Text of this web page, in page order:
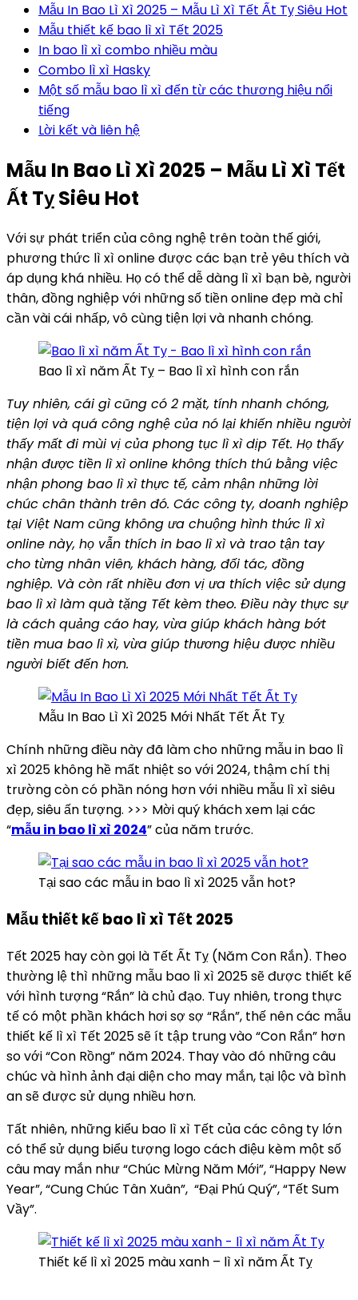
Mẫu In Bao Lì Xì 2025 – Mẫu Lì Xì Tết Ất Tỵ Siêu Hot
Mẫu thiết kế bao lì xì Tết 2025
In bao lì xì combo nhiều màu
Combo lì xì Hasky
Một số mẫu bao lì xì đến từ các thương hiệu nổi
tiếng
Lời kết và liên hệ
Mẫu In Bao Lì Xì 2025 – Mẫu Lì Xì Tết
Ất Tỵ Siêu Hot
Với sự phát triển của công nghệ trên toàn thế giới,
phương thức lì xì online được các bạn trẻ yêu thích và
áp dụng khá nhiều. Họ có thể dễ dàng lì xì bạn bè, người
thân, đồng nghiệp với những số tiền online đẹp mà chỉ
cần vài cái nhấp, vô cùng tiện lợi và nhanh chóng.
Bao lì xì năm Ất Tỵ – Bao lì xì hình con rắn
Tuy nhiên, cái gì cũng có 2 mặt, tính nhanh chóng,
tiện lợi và quá công nghệ của nó lại khiến nhiều người
thấy mất đi mùi vị của phong tục lì xì dịp Tết. Họ thấy
nhận được tiền lì xì online không thích thú bằng việc
nhận phong bao lì xì thực tế, cảm nhận những lời
chúc chân thành trên đó. Các công ty, doanh nghiệp
tại Việt Nam cũng không ưa chuộng hình thức lì xì
online này, họ vẫn thích in bao lì xì và trao tận tay
cho từng nhân viên, khách hàng, đối tác, đồng
nghiệp. Và còn rất nhiều đơn vị ưa thích việc sử dụng
bao lì xì làm quà tặng Tết kèm theo. Điều này thực sự
là cách quảng cáo hay, vừa giúp khách hàng bớt
tiền mua bao lì xì, vừa giúp thương hiệu được nhiều
người biết đến hơn.
Mẫu In Bao Lì Xì 2025 Mới Nhất Tết Ất Tỵ
Chính những điều này đã làm cho những mẫu in bao lì
xì 2025 không hề mất nhiệt so với 2024, thậm chí thị
trường còn có phần nóng hơn với nhiều mẫu lì xì siêu
đẹp, siêu ấn tượng. >>> Mời quý khách xem lại các
“mẫu in bao lì xì 2024” của năm trước.
Tại sao các mẫu in bao lì xì 2025 vẫn hot?
Mẫu thiết kế bao lì xì Tết 2025
Tết 2025 hay còn gọi là Tết Ất Tỵ (Năm Con Rắn). Theo
thường lệ thì những mẫu bao lì xì 2025 sẽ được thiết kế
với hình tượng “Rắn” là chủ đạo. Tuy nhiên, trong thực
tế có một phần khách hơi sợ sợ “Rắn”, thế nên các mẫu
thiết kế lì xì Tết 2025 sẽ ít tập trung vào “Con Rắn” hơn
so với “Con Rồng” năm 2024. Thay vào đó những câu
chúc và hình ảnh đại diện cho may mắn, tại lộc và bình
an sẽ được sử dụng nhiều hơn.
Tất nhiên, những kiểu bao lì xì Tết của các công ty lớn
có thể sử dụng biểu tượng logo cách điệu kèm một số
câu may mắn như “Chúc Mừng Năm Mới”, “Happy New
Year”, “Cung Chúc Tân Xuân”, “Đại Phú Quý”, “Tết Sum
Vầy”.
Thiết kế lì xì 2025 màu xanh – lì xì năm Ất Tỵ